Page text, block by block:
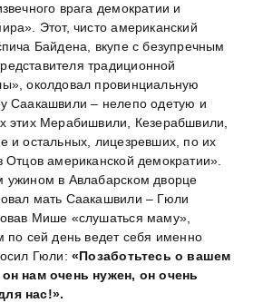
врага демократии и
Этот, чисто американский
Байдена, вкупе с безупречным
традиционной
околдовал провинциальную
Саакашвили – нелепо одетую и
этих Мерабишвили, Кезерабшвили,
и остальных, лицезревших, по их
Отцов американской демократии».
ужином в Авлабарском дворце
мать Саакашвили – Гюли
Мише «слушаться маму»,
по сей день ведет себя именно
Гюли:«Позаботьтесь о вашем
нам очень нужен, он очень
нас!».